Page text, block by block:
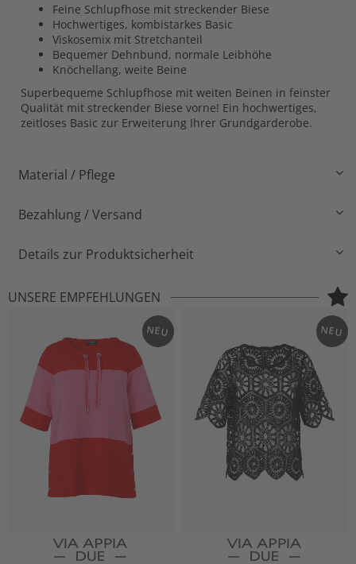
Feine Schlupfhose mit streckender Biese
Hochwertiges, kombistarkes Basic
Viskosemix mit Stretchanteil
Bequemer Dehnbund, normale Leibhöhe
Knöchellang, weite Beine
Superbequeme Schlupfhose mit weiten Beinen in feinster
Qualität mit streckender Biese vorne! Ein hochwertiges,
zeitloses Basic zur Erweiterung Ihrer Grundgarderobe.
Material / Pflege
Bezahlung / Versand
Details zur Produktsicherheit
UNSERE EMPFEHLUNGEN
NEU NEU